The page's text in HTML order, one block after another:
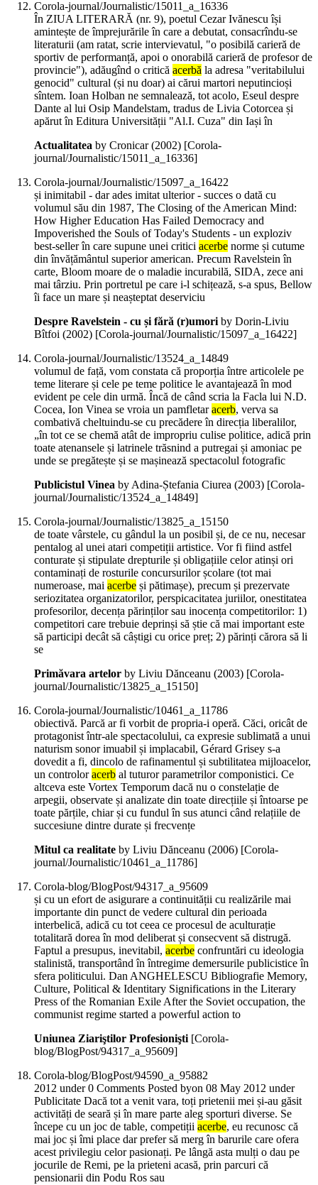
Corola-journal/Journalistic/15011_a_16336
În ZIUA LITERARĂ (nr. 9), poetul Cezar Ivănescu își
amintește de împrejurările în care a debutat, consacrîndu-se
literaturii (am ratat, scrie intervievatul, "o posibilă carieră de
sportiv de performanță, apoi o onorabilă carieră de profesor de
provincie"), adăugînd o critică acerbă la adresa "veritabilului
genocid" cultural (și nu doar) ai cărui martori neputincioși
sîntem. Ioan Holban ne semnalează, tot acolo, Eseul despre
Dante al lui Osip Mandelstam, tradus de Livia Cotorcea și
apărut în Editura Universității "Al.I. Cuza" din Iași în
Actualitatea by Cronicar (2002) [Corola-
journal/Journalistic/15011_a_16336]
Corola-journal/Journalistic/15097_a_16422
și inimitabil - dar ades imitat ulterior - succes o dată cu
volumul său din 1987, The Closing of the American Mind:
How Higher Education Has Failed Democracy and
Impoverished the Souls of Today's Students - un exploziv
best-seller în care supune unei critici acerbe norme și cutume
din învățământul superior american. Precum Ravelstein în
carte, Bloom moare de o maladie incurabilă, SIDA, zece ani
mai târziu. Prin portretul pe care i-l schițează, s-a spus, Bellow
îi face un mare și neașteptat deserviciu
Despre Ravelstein - cu și fără (r)umoriby Dorin-Liviu
Bîtfoi (2002) [Corola-journal/Journalistic/15097_a_16422]
Corola-journal/Journalistic/13524_a_14849
volumul de față, vom constata că proporția între articolele pe
teme literare și cele pe teme politice le avantajează în mod
evident pe cele din urmă. Încă de când scria la Facla lui N.D.
Cocea, Ion Vinea se vroia un pamfletaracerb, verva sa
combativă cheltuindu-se cu precădere în direcția liberalilor,
„în tot ce se chemă atât de impropriu culise politice, adică prin
toate atenansele și latrinele trăsnind a putregai și amoniac pe
unde se pregătește și se mașinează spectacolul fotografic
Publicistul Vinea by Adina-Ștefania Ciurea (2003) [Corola-
journal/Journalistic/13524_a_14849]
Corola-journal/Journalistic/13825_a_15150
de toate vârstele, cu gândul la un posibil și, de ce nu, necesar
pentalog al unei atari competiții artistice. Vor fi fiind astfel
conturate și stipulate drepturile și obligațiile celor atinși ori
contaminați de rosturile concursurilor școlare (tot mai
numeroase, mai acerbe și pătimașe), precum și prezervate
seriozitatea organizatorilor, perspicacitatea juriilor, onestitatea
profesorilor, decența părinților sau inocența competitorilor: 1)
competitori care trebuie deprinși să știe că mai important este
să participi decât să câștigi cu orice preț; 2) părinți cărora să li
se
Primăvara artelor by Liviu Dănceanu (2003) [Corola-
journal/Journalistic/13825_a_15150]
Corola-journal/Journalistic/10461_a_11786
obiectivă. Parcă ar fi vorbit de propria-i operă. Căci, oricât de
protagonist într-ale spectacolului, ca expresie sublimată a unui
naturism sonor imuabil și implacabil, Gérard Grisey s-a
dovedit a fi, dincolo de rafinamentul și subtilitatea mijloacelor,
un controloracerb al tuturor parametrilor componistici. Ce
altceva este Vortex Temporum dacă nu o constelație de
arpegii, observate și analizate din toate direcțiile și întoarse pe
toate părțile, chiar și cu fundul în sus atunci când relațiile de
succesiune dintre durate și frecvențe
Mitul ca realitate by Liviu Dănceanu (2006) [Corola-
journal/Journalistic/10461_a_11786]
Corola-blog/BlogPost/94317_a_95609
și cu un efort de asigurare a continuității cu realizările mai
importante din punct de vedere cultural din perioada
interbelică, adică cu tot ceea ce procesul de aculturație
totalitară dorea în mod deliberat și consecvent să distrugă.
Faptul a presupus, inevitabil, acerbe confruntări cu ideologia
stalinistă, transportând în întregime demersurile publicistice în
sfera politicului. Dan ANGHELESCU Bibliografie Memory,
Culture, Political & Identitary Significations in the Literary
Press of the Romanian Exile After the Soviet occupation, the
communist regime started a powerful action to
Uniunea Ziariştilor Profesionişti [Corola-
blog/BlogPost/94317_a_95609]
Corola-blog/BlogPost/94590_a_95882
2012 under 0 Comments Posted byon 08 May 2012 under
Publicitate Dacă tot a venit vara, toți prietenii mei și-au găsit
activități de seară și în mare parte aleg sporturi diverse. Se
începe cu un joc de table, competiții acerbe, eu recunosc că
mai joc și îmi place dar prefer să merg în barurile care ofera
acest privilegiu celor pasionați. Pe lângă asta mulți o dau pe
jocurile de Remi, pe la prieteni acasă, prin parcuri că
pensionarii din Podu Ros sau